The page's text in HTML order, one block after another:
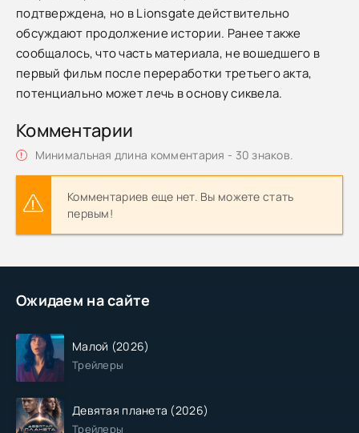
Ожидаем на сайте
Малой (2026)
Трейлеры
Девятая планета (2026)
Трейлеры
подтверждена, но в Lionsgate действительно
обсуждают продолжение истории. Ранее также
сообщалось, что часть материала, не вошедшего в
первый фильм после переработки третьего акта,
потенциально может лечь в основу сиквела.
Комментарии
Минимальная длина комментария - 30 знаков.
Комментариев еще нет. Вы можете стать
первым!